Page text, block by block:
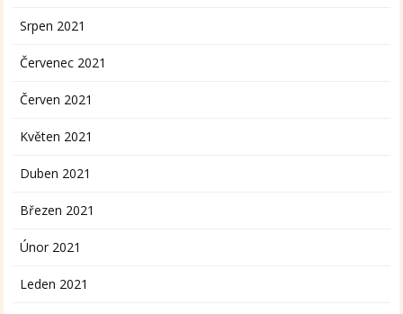
Srpen 2021
Červenec 2021
Červen 2021
Květen 2021
Duben 2021
Březen 2021
Únor 2021
Leden 2021